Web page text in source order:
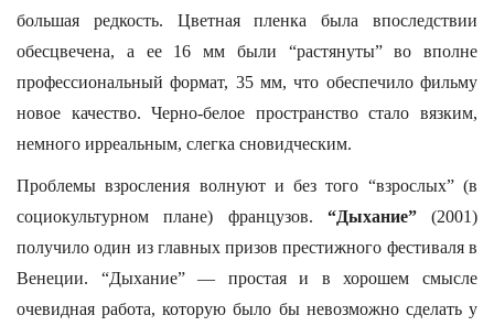
большая редкость. Цветная пленка была впоследствии
обесцвечена, а ее 16 мм были “растянуты” во вполне
профессиональный формат, 35 мм, что обеспечило фильму
новое качество. Черно-белое пространство стало вязким,
немного ирреальным, слегка сновидческим.
Проблемы взросления волнуют и без того “взрослых” (в
социокультурном плане) французов. “Дыхание”(2001)
получило один из главных призов престижного фестиваля в
Венеции. “Дыхание” — простая и в хорошем смысле
очевидная работа, которую было бы невозможно сделать у